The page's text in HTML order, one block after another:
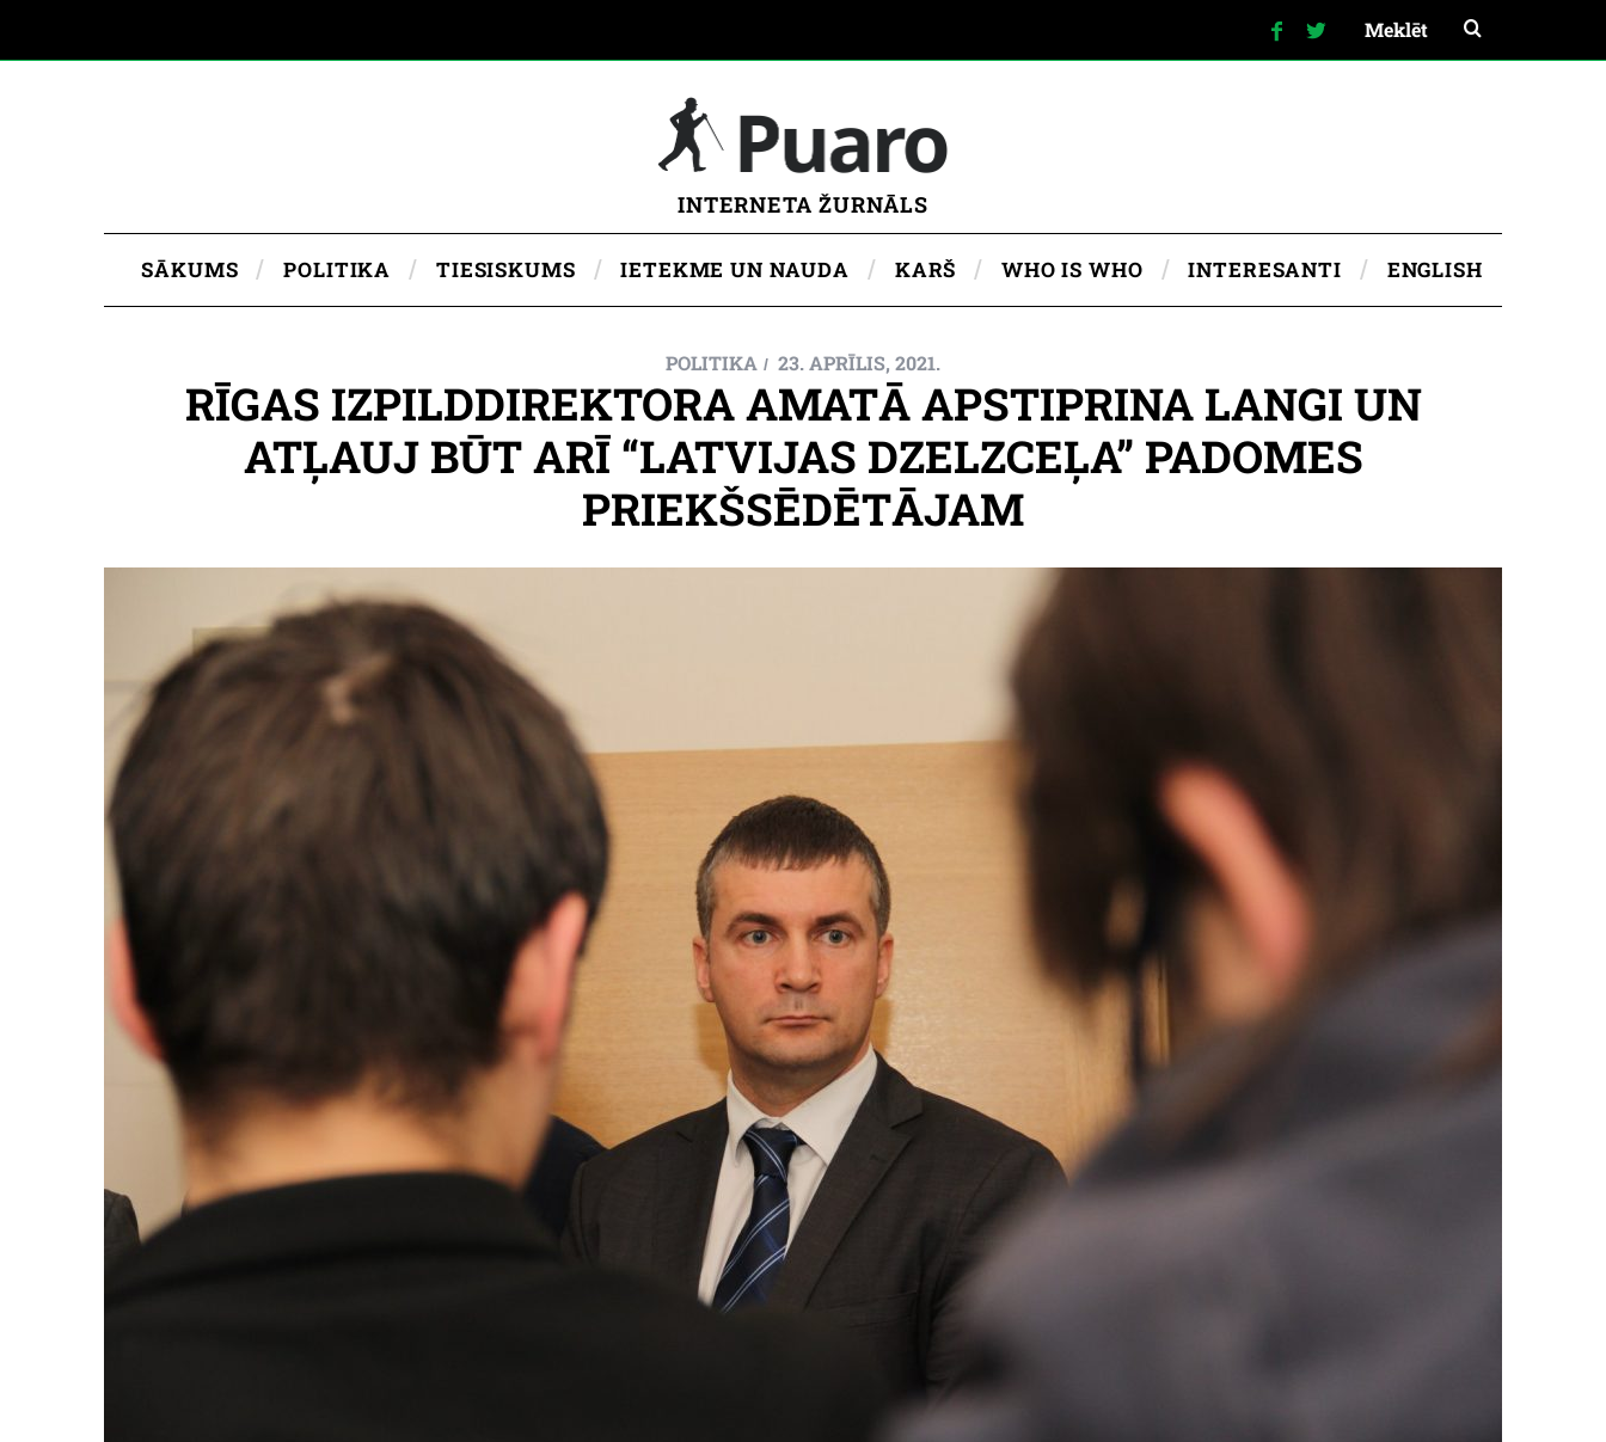
INTERNETA ŽURNĀLS
SĀKUMS POLITIKA TIESISKUMS IETEKME UN NAUDA KARŠ WHO IS WHO INTERESANTI ENGLISH
POLITIKA 23. APRĪLIS, 2021.
RĪGAS IZPILDDIREKTORA AMATĀ APSTIPRINA LANGI UN
ATĻAUJ BŪT ARĪ “LATVIJAS DZELZCEĻA” PADOMES
PRIEKŠSĒDĒTĀJAM